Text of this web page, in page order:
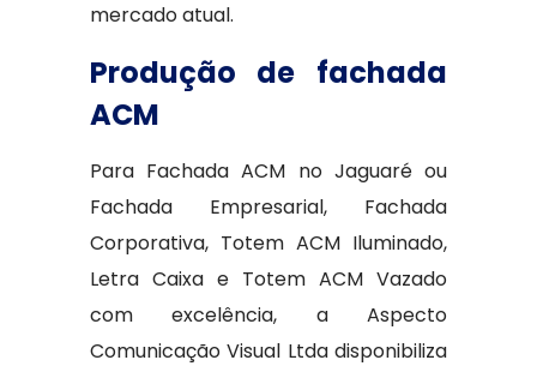
mercado atual.
Produção de fachada
ACM
Para Fachada ACM no Jaguaré ou
Fachada Empresarial, Fachada
Corporativa, Totem ACM Iluminado,
Letra Caixa e Totem ACM Vazado
com excelência, a Aspecto
Comunicação Visual Ltda disponibiliza